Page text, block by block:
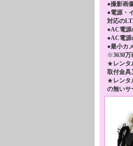
●撮影画
●電源・
対応の
●AC電源
●AC電源
●最小カ
※3630
★ レン
取付金具
★ レン
の無いサ